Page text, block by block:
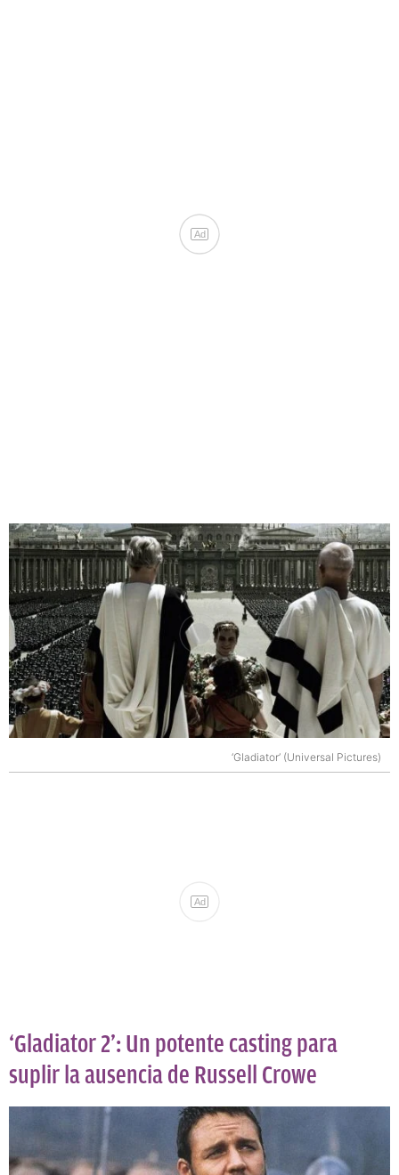
Ad
‘Gladiator’ (Universal Pictures)
Ad
‘Gladiator 2’: Un potente casting para
suplir la ausencia de Russell Crowe